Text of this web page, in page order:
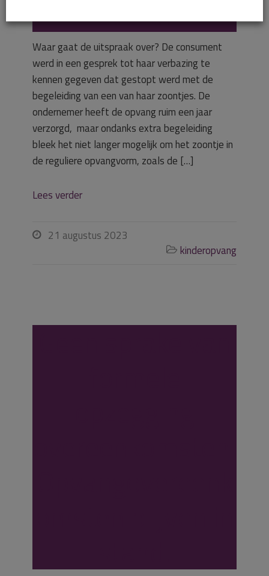
stand.
Waar gaat de uitspraak over? De consument
werd in een gesprek tot haar verbazing te
kennen gegeven dat gestopt werd met de
begeleiding van een van haar zoontjes. De
ondernemer heeft de opvang ruim een jaar
verzorgd, maar ondanks extra begeleiding
bleek het niet langer mogelijk om het zoontje in
de reguliere opvangvorm, zoals de […]
Lees verder
 21 augustus 2023
 kinderopvang